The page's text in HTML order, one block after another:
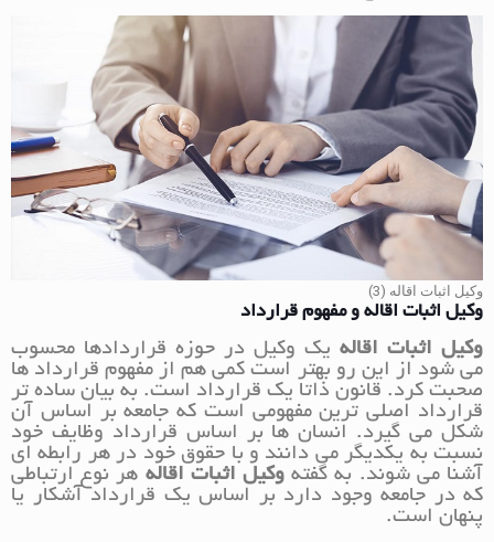
وکیل اثبات اقاله (3)
وکیل اثبات اقاله و مفهوم قرارداد
وکیل اثبات اقاله یک وکیل در حوزه قراردادها محسوب
می شود از این رو بهتر است کمی هم از مفهوم قرارداد ها
صحبت کرد. قانون ذاتا یک قرارداد است. به بیان ساده تر
قرارداد اصلی ترین مفهومی است که جامعه بر اساس آن
شکل می گیرد. انسان ها بر اساس قرارداد وظایف خود
نسبت به یکدیگر می دانند و با حقوق خود در هر رابطه ای
آشنا می شوند. به گفته وکیل اثبات اقاله هر نوع ارتباطی
که در جامعه وجود دارد بر اساس یک قرارداد آشکار یا
پنهان است.